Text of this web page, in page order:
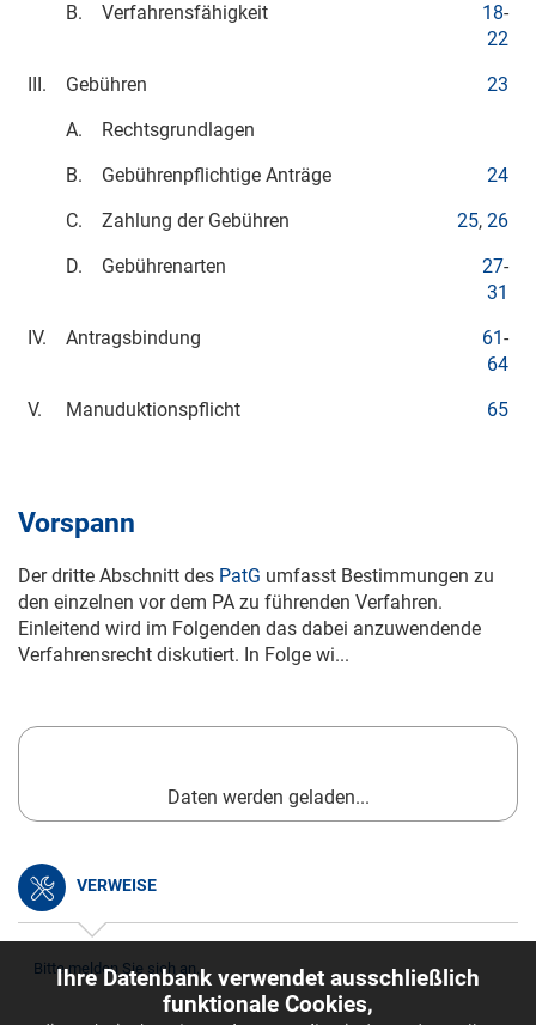
B.
Verfahrensfähigkeit 18-
22
III.
Gebühren
23
A.
Rechtsgrundlagen
B.
Gebührenpflichtige Anträge
24
C.
Zahlung der Gebühren 25, 26
D.
Gebührenarten 27-
31
IV.
Antragsbindung 61 -
64
V.
Manuduktionspflicht 65
Vorspann
Der dritte Abschnitt des PatG umfasst Bestimmungen zu
den einzelnen vor dem PA zu führenden Verfahren.
Einleitend wird im Folgenden das dabei anzuwendende
Verfahrensrecht diskutiert. In Folge wi...
Daten werden geladen...
VERWEISE
Bitte melden Sie sich an.
Ihre Datenbank verwendet ausschließlich
funktionale Cookies,